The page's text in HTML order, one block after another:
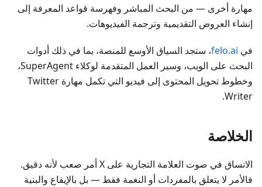
مهارة أخرى — من البحث المباشر وفهرسة قواعد المعرفة إلى
إنشاء العروض التقديمية وترجمة الفيديوهات.
في felo.ai، ستجد السياق الأوسع للمنصة، بما في ذلك أدوات
البحث على الويب، وسير العمل المتقدمة لوكلاء SuperAgent،
وخطوط تحويل المحتوى إلى فيديو التي تكمل مهارة Twitter
Writer.
الخلاصة
الاتساق في صوت العلامة التجارية على X أمر صعب لأنه دقيق.
فالأمر لا يتعلق بالمفردات أو النغمة فقط — بل بالإيقاع والبنية